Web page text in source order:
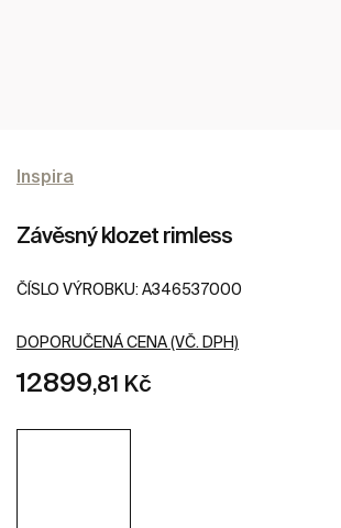
Inspira
Závěsný klozet rimless
ČÍSLO VÝROBKU: A346537000
DOPORUČENÁ CENA (VČ. DPH)
12899,81 Kč